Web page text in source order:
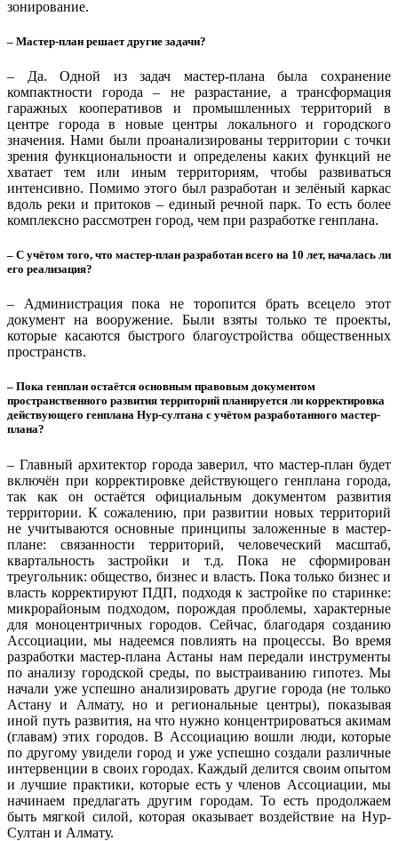
зонирование.
– Мастер-план решает другие задачи?
– Да. Одной из задач мастер-плана была сохранение
компактности города – не разрастание, а трансформация
гаражных кооперативов и промышленных территорий в
центре города в новые центры локального и городского
значения. Нами были проанализированы территории с точки
зрения функциональности и определены каких функций не
хватает тем или иным территориям, чтобы развиваться
интенсивно. Помимо этого был разработан и зелёный каркас
вдоль реки и притоков – единый речной парк. То есть более
комплексно рассмотрен город, чем при разработке генплана.
– С учётом того, что мастер-план разработан всего на 10 лет, началась ли
его реализация?
– Администрация пока не торопится брать всецело этот
документ на вооружение. Были взяты только те проекты,
которые касаются быстрого благоустройства общественных
пространств.
– Пока генплан остаётся основным правовым документом
пространственного развития территорий планируется ли корректировка
действующего генплана Нур-султана с учётом разработанного мастер-
плана?
– Главный архитектор города заверил, что мастер-план будет
включён при корректировке действующего генплана города,
так как он остаётся официальным документом развития
территории. К сожалению, при развитии новых территорий
не учитываются основные принципы заложенные в мастер-
плане: связанности территорий, человеческий масштаб,
квартальность застройки и т.д. Пока не сформирован
треугольник: общество, бизнес и власть. Пока только бизнес и
власть корректируют ПДП, подходя к застройке по старинке:
микрорайоным подходом, порождая проблемы, характерные
для моноцентричных городов. Сейчас, благодаря созданию
Ассоциации, мы надеемся повлиять на процессы. Во время
разработки мастер-плана Астаны нам передали инструменты
по анализу городской среды, по выстраиванию гипотез. Мы
начали уже успешно анализировать другие города (не только
Астану и Алмату, но и региональные центры), показывая
иной путь развития, на что нужно концентрироваться акимам
(главам) этих городов. В Ассоциацию вошли люди, которые
по другому увидели город и уже успешно создали различные
интервенции в своих городах. Каждый делится своим опытом
и лучшие практики, которые есть у членов Ассоциации, мы
начинаем предлагать другим городам. То есть продолжаем
быть мягкой силой, которая оказывает воздействие на Нур-
Султан и Алмату.